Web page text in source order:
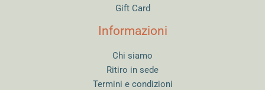
Gift Card
Informazioni
Chi siamo
Ritiro in sede
Termini e condizioni